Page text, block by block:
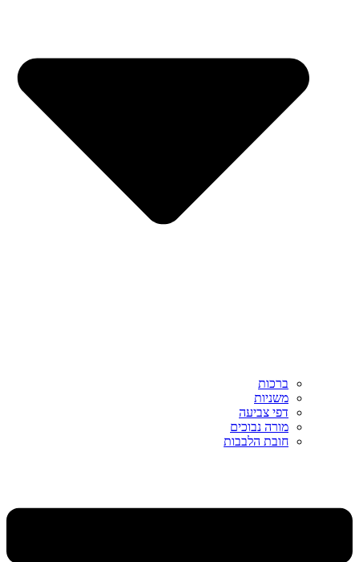
ברכות
משניות
דפי צביעה
מורה נבוכים
חובת הלבבות